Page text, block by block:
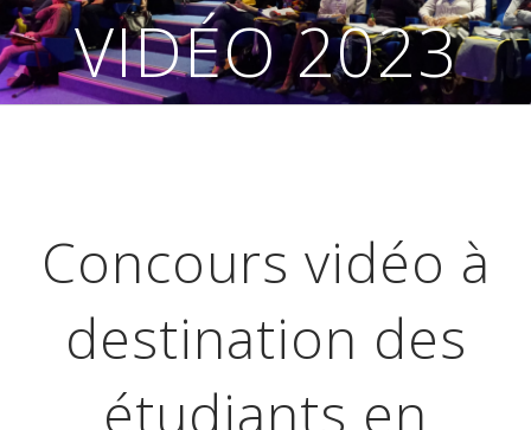
VIDÉO 2023
Concours vidéo à
destination des
étudiants en